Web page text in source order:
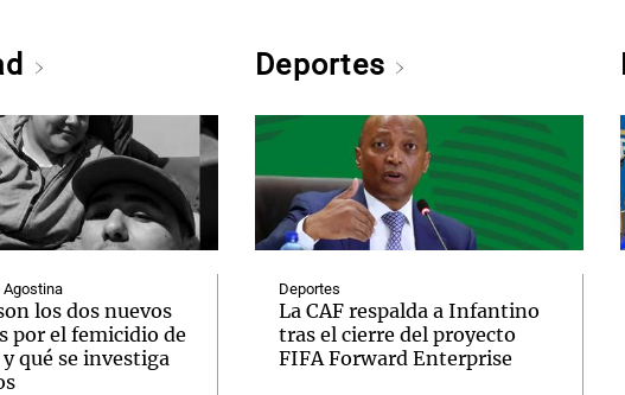
Agostina
los dos nuevos
por el femicidio de
qué se investiga
Deportes
Deportes
La CAF respalda a Infantino
tras el cierre del proyecto
FIFA Forward Enterprise